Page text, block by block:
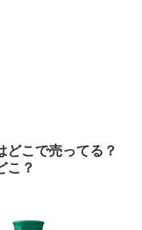
どこで売ってる？
こ？